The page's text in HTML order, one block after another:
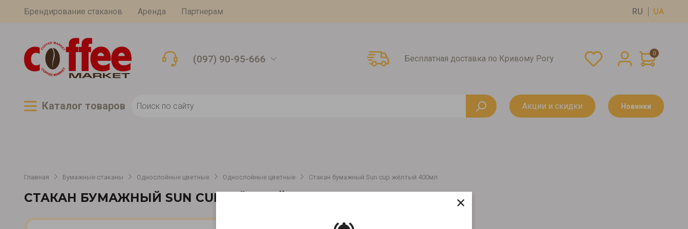
×
Брендирование стаканов Аренда Партнерам RU UA
(097) 90-95-666 Бесплатная доставка по Кривому Рогу
0
Каталог товаров Акции и скидки Новинки
Главная Бумажные стаканы Однослойные цветные Однослойные цветные Стакан бумажный Sun cup жёлтый 400мл
СТАКАН БУМАЖНЫЙ SUN CUP ЖЁЛТЫЙ 400МЛ